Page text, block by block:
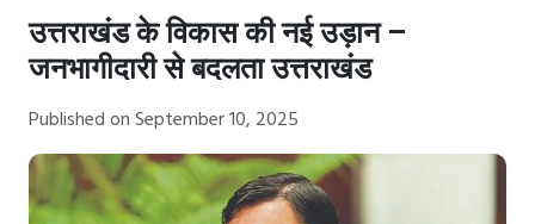
उत्तराखंड के विकास की नई उड़ान –
जनभागीदारी से बदलता उत्तराखंड
Published on September 10, 2025